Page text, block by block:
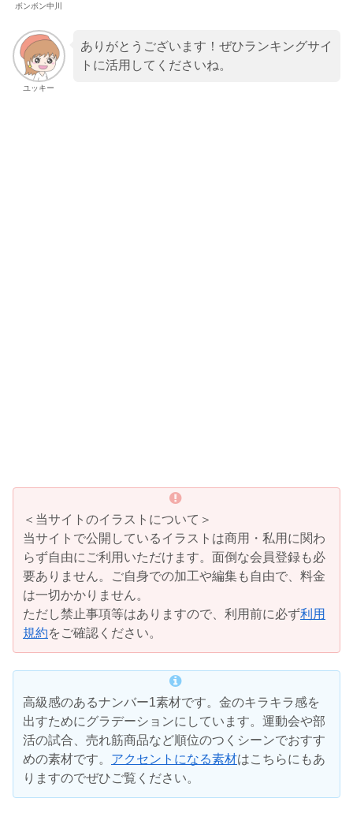
ボンボン中川
ユッキー
ありがとうございます！ぜひランキングサイ
トに活用してくださいね。
＜当サイトのイラストについて＞
当サイトで公開しているイラストは商用・私用に関わ
らず自由にご利用いただけます。面倒な会員登録も必
要ありません。ご自身での加工や編集も自由で、料金
は一切かかりません。
ただし禁止事項等はありますので、利用前に必ず利用
規約をご確認ください。
高級感のあるナンバー1素材です。金のキラキラ感を
出すためにグラデーションにしています。運動会や部
活の試合、売れ筋商品など順位のつくシーンでおすす
めの素材です。 アクセントになる素材はこちらにもあ
りますのでぜひご覧ください。